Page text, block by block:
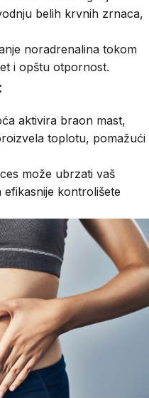
belih krvnih zrnaca,
noradrenalina tokom
i opštu otpornost.
aktivira braon mast,
toplotu, pomažući
može ubrzati vaš
kontrolišete